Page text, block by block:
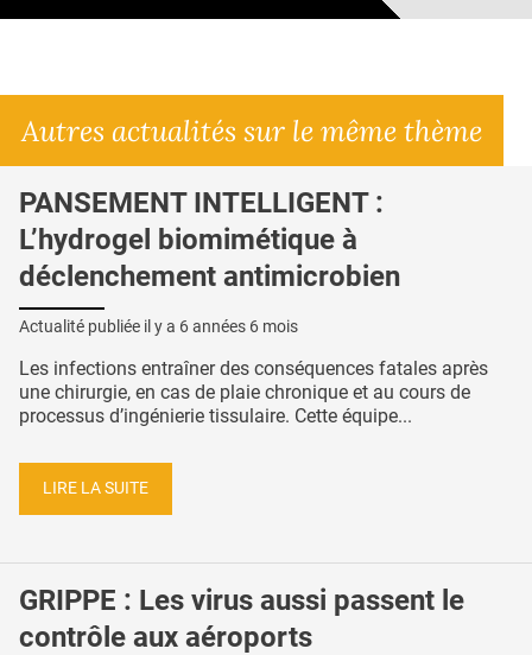
Autres actualités sur le même thème
PANSEMENT INTELLIGENT :
L’hydrogel biomimétique à
déclenchement antimicrobien
Actualité publiée il y a 6 années 6 mois
Les infections entraîner des conséquences fatales après
une chirurgie, en cas de plaie chronique et au cours de
processus d’ingénierie tissulaire. Cette équipe...
LIRE LA SUITE
GRIPPE : Les virus aussi passent le
contrôle aux aéroports